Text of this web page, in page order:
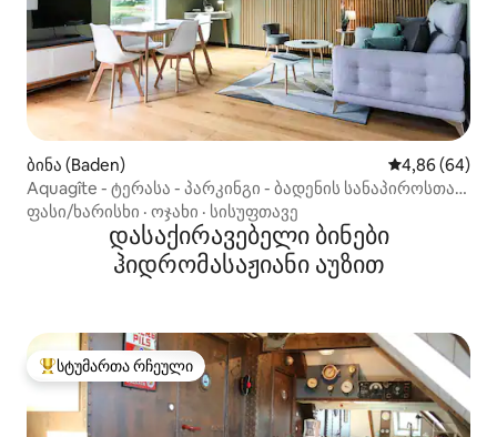
ბინა (Baden) საშუალო
4,86 (64)
Aquagîte - ტერასა - პარკინგი - ბადენის სანაპიროსთან
ახლოს
ფასი/ხარისხი · ოჯახი · სისუფთავე
დასაქირავებელი ბინები
ჰიდრომასაჟიანი აუზით
სტუმართა რჩეული მოწინავე ვარიანტი
სტუმართა რჩეული